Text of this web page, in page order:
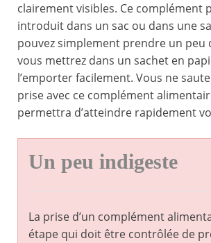
clairement visibles. Ce complément
introduit dans un sac ou dans une
pouvez simplement prendre un peu
vous mettrez dans un sachet en
l’emporter facilement. Vous ne
prise avec ce complément
permettra d’atteindre rapidement
Un peu indigeste
La prise d’un complément
étape qui doit être contrôlée de